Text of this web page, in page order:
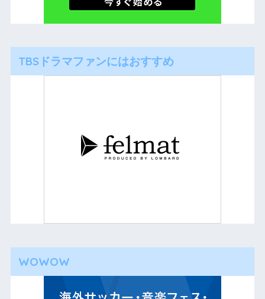
TBSドラマファンにはおすすめ
WOWOW